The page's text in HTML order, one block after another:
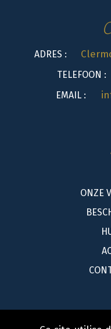
ADRES :
TELEFOON :
EMAIL :
ONZE